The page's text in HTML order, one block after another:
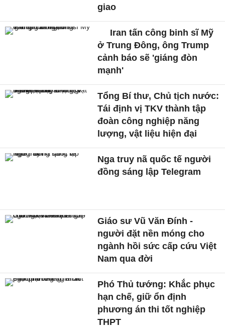
giao
Iran tấn công binh sĩ Mỹ
ở Trung Đông, ông Trump
cảnh báo sẽ 'giáng đòn
mạnh'
Tổng Bí thư, Chủ tịch nước:
Tái định vị TKV thành tập
đoàn công nghiệp năng
lượng, vật liệu hiện đại
Nga truy nã quốc tế người
đồng sáng lập Telegram
Giáo sư Vũ Văn Đính -
người đặt nền móng cho
ngành hồi sức cấp cứu Việt
Nam qua đời
Phó Thủ tướng: Khắc phục
hạn chế, giữ ổn định
phương án thi tốt nghiệp
THPT